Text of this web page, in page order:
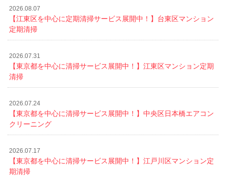
2026.08.07
【江東区を中心に定期清掃サービス展開中！】台東区マンション
定期清掃
2026.07.31
【東京都を中心に清掃サービス展開中！】江東区マンション定期
清掃
2026.07.24
【東京都を中心に清掃サービス展開中！】中央区日本橋エアコン
クリーニング
2026.07.17
【東京都を中心に清掃サービス展開中！】江戸川区マンション定
期清掃